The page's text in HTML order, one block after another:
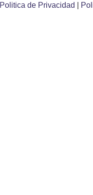
Politica de Privacidad